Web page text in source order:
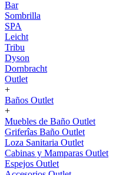
Bar
Sombrilla
SPA
Leicht
Tribu
Dyson
Dornbracht
Outlet
+
Baños Outlet
+
Muebles de Baño Outlet
Griferîas Baño Outlet
Loza Sanitaria Outlet
Cabinas y Mamparas Outlet
Espejos Outlet